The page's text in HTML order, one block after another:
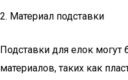
2. Материал подставки
Подставки для елок
материалов, таких как